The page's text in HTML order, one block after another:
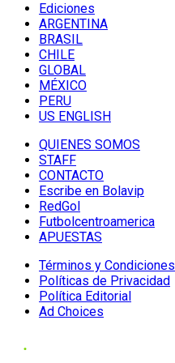
Ediciones
ARGENTINA
BRASIL
CHILE
GLOBAL
MÉXICO
PERU
US ENGLISH
QUIENES SOMOS
STAFF
CONTACTO
Escribe en Bolavip
RedGol
Futbolcentroamerica
APUESTAS
Términos y Condiciones
Políticas de Privacidad
Política Editorial
Ad Choices